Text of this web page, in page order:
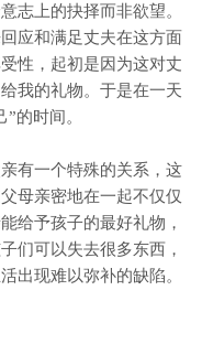
志上的抉择而非欲望。
应和满足丈夫在这方面
性，起初是因为这对丈
我的礼物。于是在一天
的时间。
有一个特殊的关系，这
母亲密地在一起不仅仅
给予孩子的最好礼物，
们可以失去很多东西，
出现难以弥补的缺陷。